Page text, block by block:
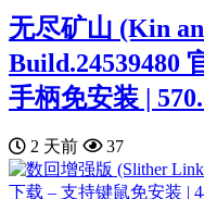
无尽矿山 (Kin
Build.24539480
手柄免安装 |
2 天前 37